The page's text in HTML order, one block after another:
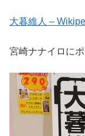
大暮維人 –
宮崎ナナイロに